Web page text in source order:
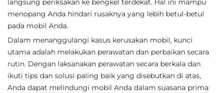
langsung periksakan ke bengkel terdekat. Hal ini mampu
menopang Anda hindari rusaknya yang lebih betul-betul
pada mobil Anda.
Dalam menanggulangi kasus kerusakan mobil, kunci
utama adalah melakukan perawatan dan perbaikan secara
rutin. Dengan laksanakan perawatan secara berkala dan
ikuti tips dan solusi paling baik yang disebutkan di atas,
Anda dapat melindungi mobil Anda dalam suasana prima